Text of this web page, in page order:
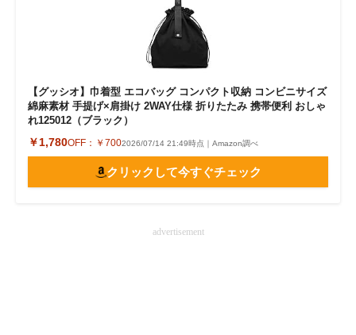
【グッシオ】巾着型 エコバッグ コンパクト収納 コンビニサイズ
綿麻素材 手提げ×肩掛け 2WAY仕様 折りたたみ 携帯便利 おしゃ
れ125012（ブラック）
￥1,780OFF： ￥7002026/07/14 21:49時点｜Amazon調べ
クリックして今すぐチェック
advertisement